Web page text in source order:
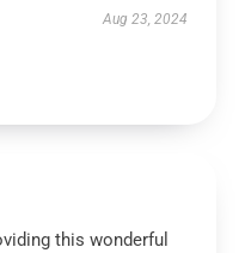
Aug 23, 2024
this wonderful